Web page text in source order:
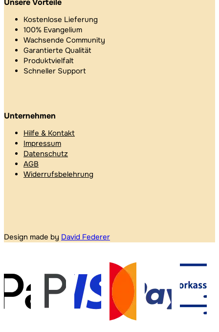
Unsere Vorteile
Kostenlose Lieferung
100% Evangelium
Wachsende Community
Garantierte Qualität
Produktvielfalt
Schneller Support
Unternehmen
Hilfe & Kontakt
Impressum
Datenschutz
AGB
Widerrufsbelehrung
Design made by David Federer